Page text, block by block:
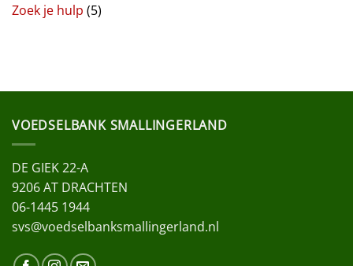
Zoek je hulp (5)
VOEDSELBANK SMALLINGERLAND
DE GIEK 22-A
9206 AT DRACHTEN
06-1445 1944
svs@voedselbanksmallingerland.nl